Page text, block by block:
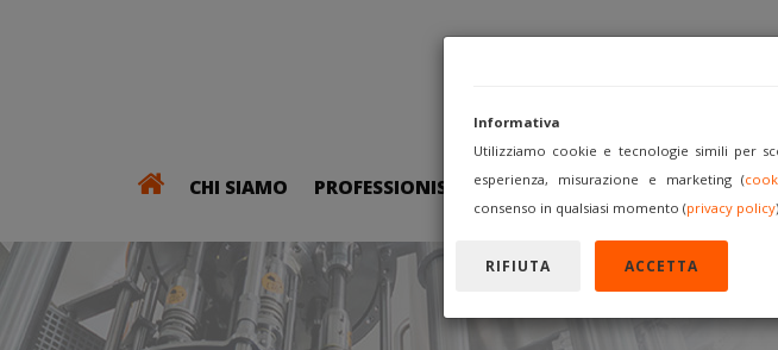
CHI SIAMO PROFESSIONISTI ACQUISTA VENDI COME
Informativa
Utilizziamo cookie e tecnologie simili per
esperienza, misurazione e marketing (
consenso in qualsiasi momento (privacy policy
RIFIUTA ACCETTA